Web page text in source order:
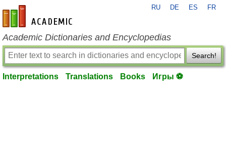
en-academic.com
RU DE ES FR
Academic Dictionaries and Encyclopedias
Search!
Interpretations Translations Books Игры ⚽